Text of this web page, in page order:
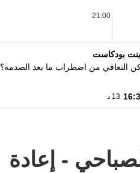
21:00
بودكاست
التعافي من اضطراب ما بعد الصدمة؟
13 د
- إعادة